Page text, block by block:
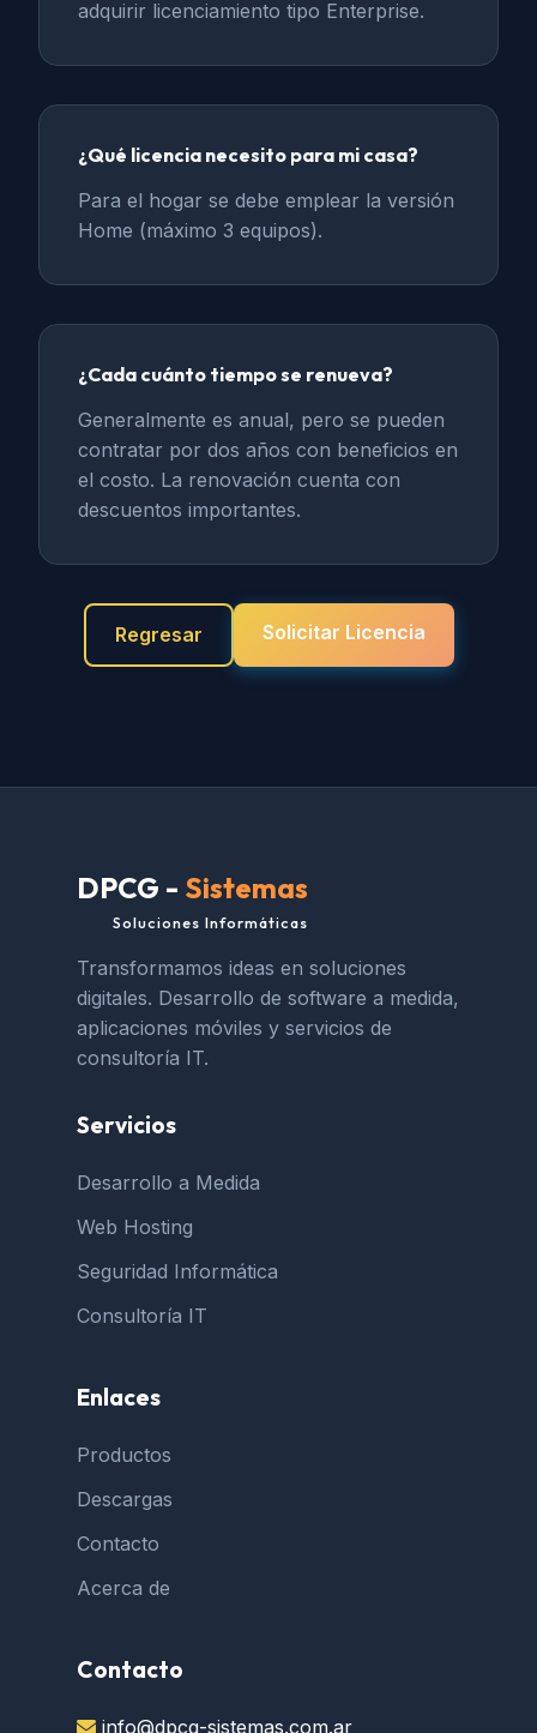
adquirir licenciamiento tipo Enterprise.
¿Qué licencia necesito para mi casa?
Para el hogar se debe emplear la versión
Home (máximo 3 equipos).
¿Cada cuánto tiempo se renueva?
Generalmente es anual, pero se pueden
contratar por dos años con beneficios en
el costo. La renovación cuenta con
descuentos importantes.
Regresar Solicitar Licencia
DPCG - Sistemas
Soluciones Informáticas
Transformamos ideas en soluciones
digitales. Desarrollo de software a medida,
aplicaciones móviles y servicios de
consultoría IT.
Servicios
Desarrollo a Medida
Web Hosting
Seguridad Informática
Consultoría IT
Enlaces
Productos
Descargas
Contacto
Acerca de
Contacto
info@dpcg-sistemas.com.ar